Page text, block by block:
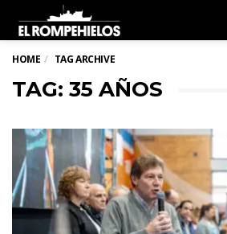
HOME TAG ARCHIVE
TAG: 35 AÑOS